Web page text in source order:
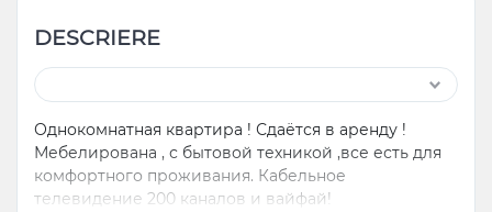
DESCRIERE
Однокомнатная квартира ! Сдаётся в аренду !
Мебелирована , с бытовой техникой ,все есть для
комфортного проживания. Кабельное
телевидение 200 каналов и вайфай!